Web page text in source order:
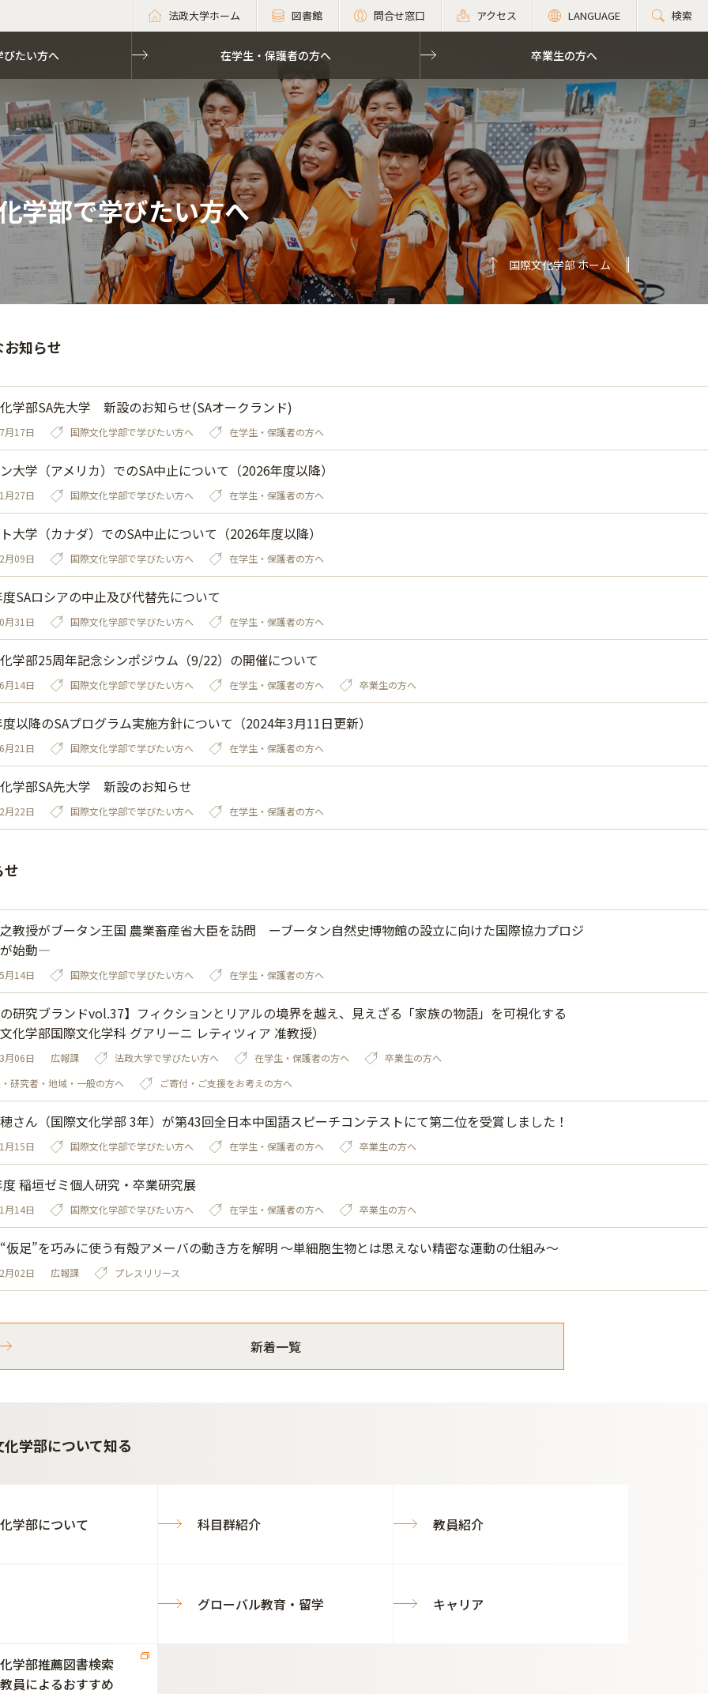
法政大学ホーム 図書館 問合せ窓口 アクセス LANGUAGE 検索
びたい方へ 在学生・保護者の方へ 卒業生の方へ
学部で学びたい方へ
国際文化学部 ホーム
お知らせ
学部SA先大学 新設のお知らせ(SAオークランド)
月17日 国際文化学部で学びたい方へ 在学生・保護者の方へ
大学（アメリカ）でのSA中止について（2026年度以降）
月27日 国際文化学部で学びたい方へ 在学生・保護者の方へ
大学（カナダ）でのSA中止について（2026年度以降）
月09日 国際文化学部で学びたい方へ 在学生・保護者の方へ
SAロシアの中止及び代替先について
月31日 国際文化学部で学びたい方へ 在学生・保護者の方へ
学部25周年記念シンポジウム（9/22）の開催について
月14日 国際文化学部で学びたい方へ 在学生・保護者の方へ 卒業生の方へ
以降のSAプログラム実施方針について（2024年3月11日更新）
月21日 国際文化学部で学びたい方へ 在学生・保護者の方へ
学部SA先大学 新設のお知らせ
月22日 国際文化学部で学びたい方へ 在学生・保護者の方へ
せ
教授がブータン王国 農業畜産省大臣を訪問 ーブータン自然史博物館の設立に向けた国際協力プロジ
始動—
月14日 国際文化学部で学びたい方へ 在学生・保護者の方へ
研究ブランドvol.37】フィクションとリアルの境界を越え、見えざる「家族の物語」を可視化する
化学部国際文化学科 グアリーニ レティツィア 准教授）
月06日 広報課 法政大学で学びたい方へ 在学生・保護者の方へ
卒業生の方へ
研究者・地域・一般の方へ
ご寄付・ご支援をお考えの方へ
さん（国際文化学部 3年）が第43回全日本中国語スピーチコンテストにて第二位を受賞しました！
月15日 国際文化学部で学びたい方へ 在学生・保護者の方へ 卒業生の方へ
稲垣ゼミ個人研究・卒業研究展
月14日 国際文化学部で学びたい方へ 在学生・保護者の方へ 卒業生の方へ
仮足”を巧みに使う有殻アメーバの動き方を解明 ～単細胞生物とは思えない精密な運動の仕組み～
月02日 広報課 プレスリリース
新着一覧
学部について知る
学部について 科目群紹介 教員紹介
グローバル教育・留学 キャリア
学部推薦図書検索
員によるおすすめ